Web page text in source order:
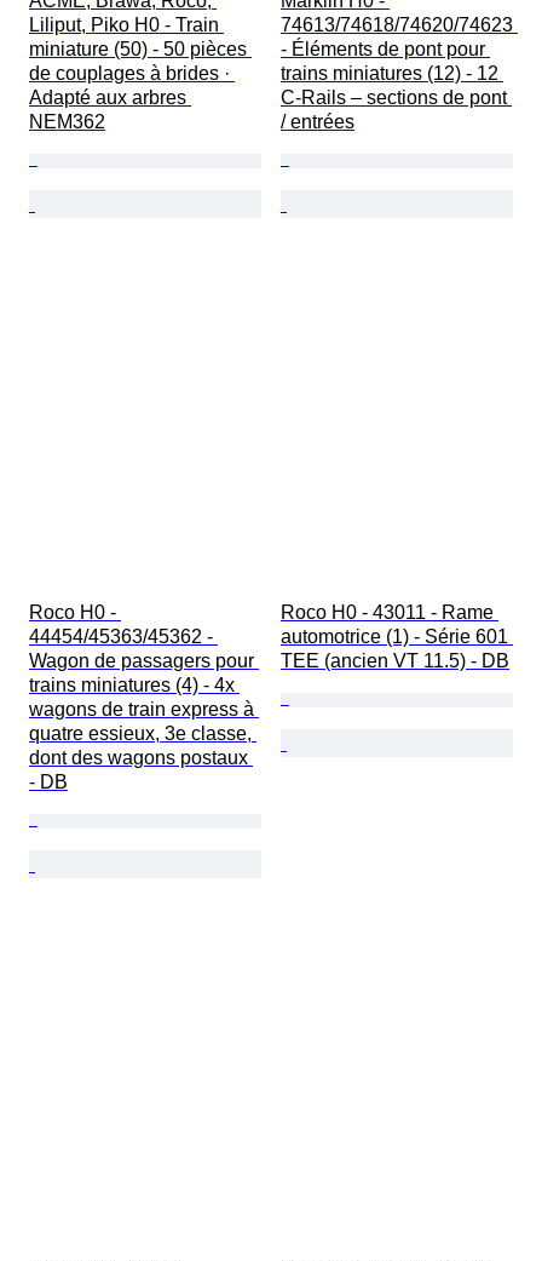
Liliput, Piko H0 - Train
miniature (50) - 50 pièces
de couplages à brides ·
Adapté aux arbres
NEM362
74613/74618/74620/74623
- Éléments de pont pour
trains miniatures (12) - 12
C-Rails – sections de pont
/ entrées
Roco H0 -
44454/45363/45362 -
Wagon de passagers pour
trains miniatures (4) - 4x
wagons de train express à
quatre essieux, 3e classe,
dont des wagons postaux
- DB
Roco H0 - 43011 - Rame
automotrice (1) - Série 601
TEE (ancien VT 11.5) - DB